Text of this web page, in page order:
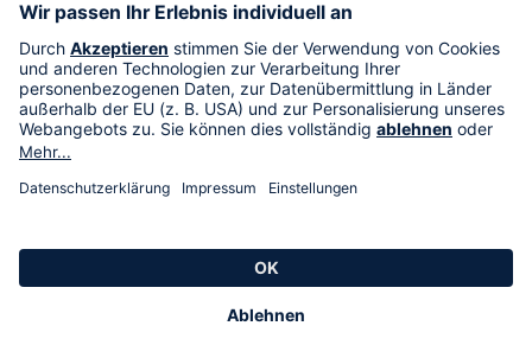
Im TV
HSE International